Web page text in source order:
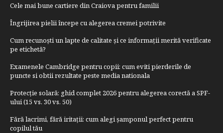
Cele mai bune cartiere din Craiova pentru familii
Îngrijirea pielii începe cu alegerea cremei potrivite
Cum recunoști un lapte de calitate și ce informații merită verificate
pe etichetă?
Examenele Cambridge pentru copii: cum eviti pierderile de
puncte si obtii rezultate peste media nationala
Protecție solară: ghid complet 2026 pentru alegerea corectă a SPF-
ului (15 vs. 30 vs. 50)
Fără lacrimi, fără iritații: cum alegi șamponul perfect pentru
copilul tău